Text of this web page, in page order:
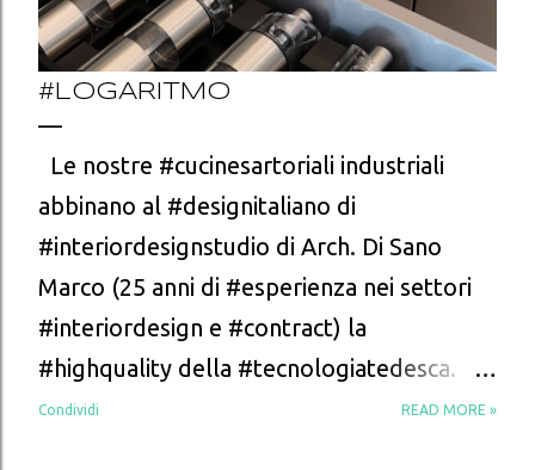
#LOGARITMO
Le nostre #cucinesartoriali industriali
abbinano al #designitaliano di
#interiordesignstudio di Arch. Di Sano
Marco (25 anni di #esperienza nei settori
#interiordesign e #contract) la
#highquality della #tecnologiatedesca.
Quanto costa? Il prezzo di una
Condividi READ MORE »